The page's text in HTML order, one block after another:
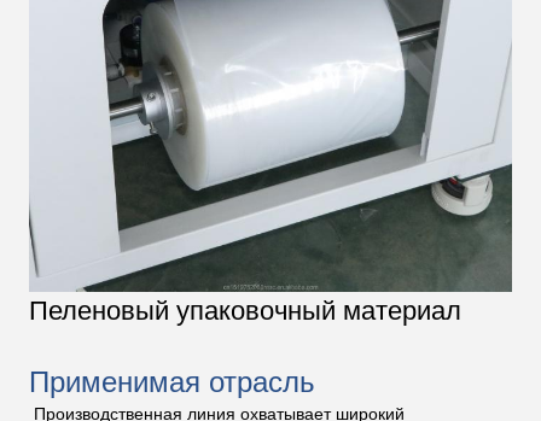
Пеленовый упаковочный материал
Применимая отрасль
Производственная линия охватывает широкий